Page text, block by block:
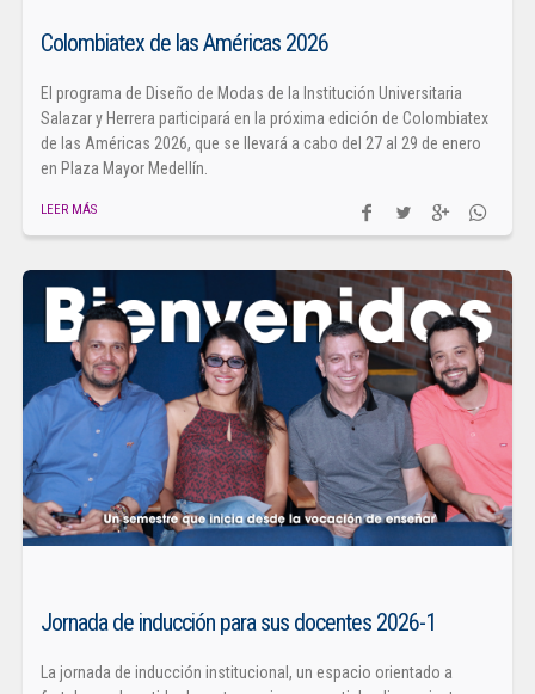
Colombiatex de las Américas 2026
El programa de Diseño de Modas de la Institución Universitaria
Salazar y Herrera participará en la próxima edición de Colombiatex
de las Américas 2026, que se llevará a cabo del 27 al 29 de enero
en Plaza Mayor Medellín.
LEER MÁS
Jornada de inducción para sus docentes 2026-1
La jornada de inducción institucional, un espacio orientado a